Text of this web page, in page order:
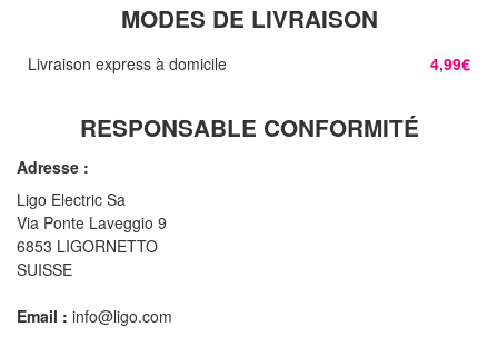
MODES DE LIVRAISON
Livraison express à domicile 4,99€
RESPONSABLE CONFORMITÉ
Adresse :
Ligo Electric Sa
Via Ponte Laveggio 9
6853 LIGORNETTO
SUISSE
Email : info@ligo.com